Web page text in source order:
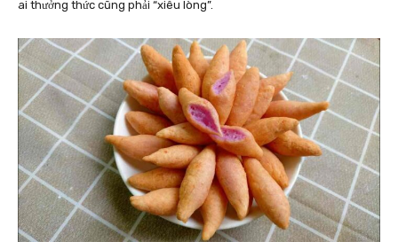
ai thưởng thức cũng phải “xiêu lòng”.